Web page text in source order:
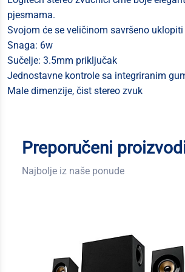
pjesmama.
Svojom će se veličinom savršeno
Snaga: 6w
Sučelje: 3.5mm priključak
Jednostavne kontrole sa integriranim
Male dimenzije, čist stereo zvuk
Preporučeni
Najbolje iz naše ponude